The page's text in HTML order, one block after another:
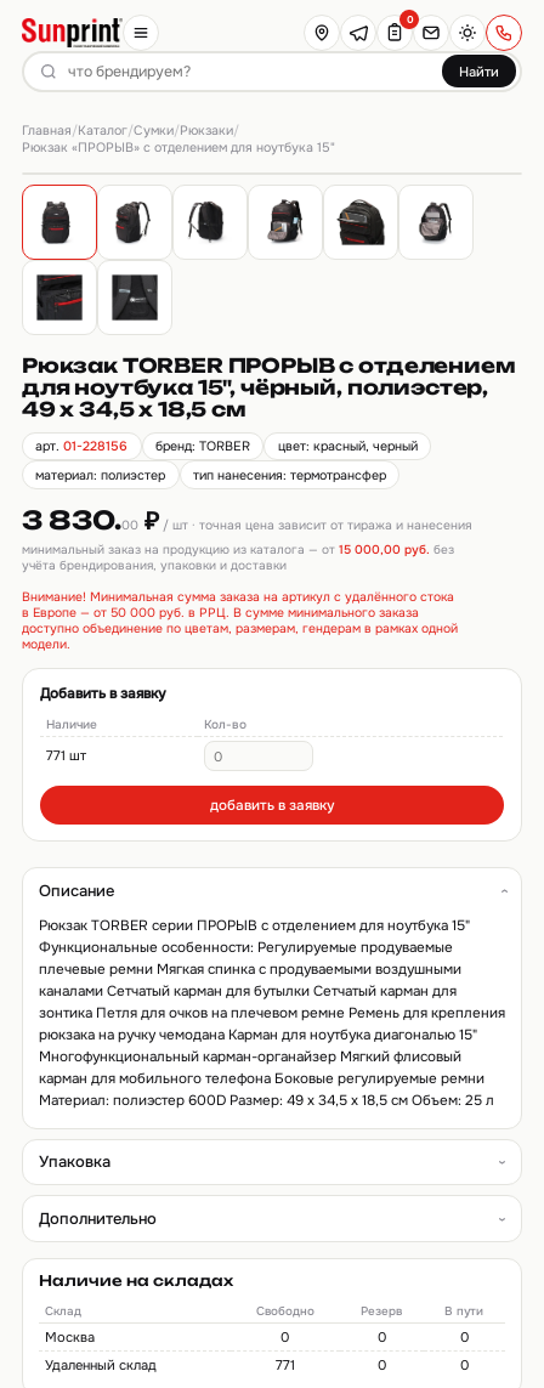
Найти
0
Главная/Каталог/Сумки/Рюкзаки/
Рюкзак «ПРОРЫВ» с отделением для ноутбука 15"
Рюкзак TORBER ПРОРЫВ с отделением
для ноутбука 15", чёрный, полиэстер,
49 х 34,5 х 18,5 см
арт.01-228156 бренд: TORBER
цвет: красный, черный
материал: полиэстер
тип нанесения: термотрансфер
3 830.00₽/ шт · точная цена зависит от тиража и нанесения
минимальный заказ на продукцию из каталога — от 15 000,00 руб. без
учёта брендирования, упаковки и доставки
Внимание! Минимальная сумма заказа на артикул с удалённого стока
в Европе — от 50 000 руб. в РРЦ. В сумме минимального заказа
доступно объединение по цветам, размерам, гендерам в рамках одной
модели.
Добавить в заявку
Наличие Кол-во
771 шт
добавить в заявку
Описание
Рюкзак TORBER серии ПРОРЫВ с отделением для ноутбука 15"
Функциональные особенности: Регулируемые продуваемые
плечевые ремни Мягкая спинка с продуваемыми воздушными
каналами Сетчатый карман для бутылки Сетчатый карман для
зонтика Петля для очков на плечевом ремне Ремень для крепления
рюкзака на ручку чемодана Карман для ноутбука диагональю 15"
Многофункциональный карман-органайзер Мягкий флисовый
карман для мобильного телефона Боковые регулируемые ремни
Материал: полиэстер 600D Размер: 49 х 34,5 х 18,5 см Объем: 25 л
Упаковка
Дополнительно
Наличие на складах
Склад Свободно Резерв В пути
Москва 0 0
0
Удаленный склад
771 0 0